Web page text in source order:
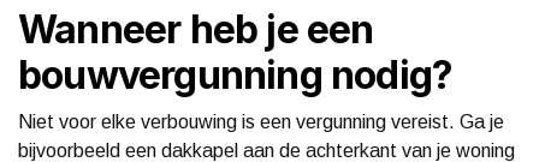
Wanneer heb je een
bouwvergunning nodig?
Niet voor elke verbouwing is een vergunning vereist. Ga je
bijvoorbeeld een dakkapel aan de achterkant van je woning